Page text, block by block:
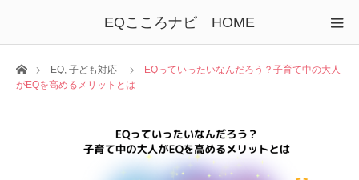
EQこころナビ HOME
ホームEQ, 子ども対応
EQっていったいなんだろう？子育て中の大人
がEQを高めるメリットとは